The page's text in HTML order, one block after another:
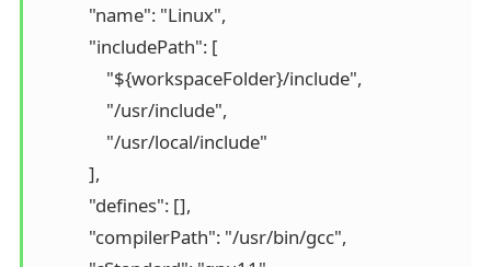
            "name": "Linux",
            "includePath": [
                "${workspaceFolder}/include",
                "/usr/include",
                "/usr/local/include"
            ],
            "defines": [],
            "compilerPath": "/usr/bin/gcc",